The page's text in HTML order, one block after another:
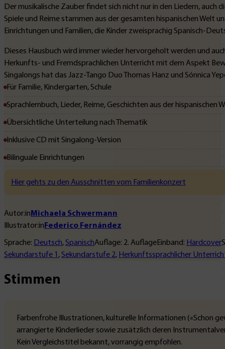
Menge
Der musikalische Zauber findet sich nicht nur in den Liedern, auch
Spiele und Reime stammen aus der gesamten hispanischen Welt
Einrichtungen und Familien, die Kinder zweisprachig Spanisch-
Dieses Hausbuch wird immer wieder hervorgeholt werden und
Herkunfts- und Fremdsprachlichen Unterricht mit dem Aspekt
Singalongs hat das Jazz-Tango Duo Thomas Hanz und Sónnica
Für Familie, Kindergarten, Schule
Sprachlernbuch, Lieder, Reime, Geschichten aus der hispanischen
Übersichtliche Unterteilung nach Thematik
Inklusive CD mit Singalong-Version
Bilinguale Einrichtungen
Hier gehts zu den Ausschnitten vom Familienkonzert
Autor:inMichaela Schwermann
Illustrator:inFederico Fernández
Sprache: Deutsch, SpanischAuflage: 2. AuflageEinband: Hardcover
Sekundarstufe 1 , Sekundarstufe 2, Herkunftssprachlicher
Stimmen
Farbenfrohe Illustrationen, kulturelle Informationen («Schon
arrangierte Kinderlieder sowie zusätzlich deren
Kein Vergleichstitel bekannt, vorrangig empfohlen.